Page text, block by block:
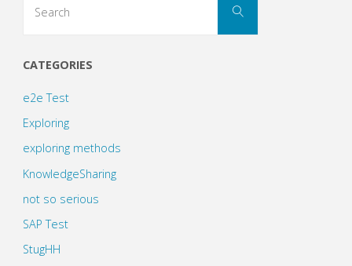
Search
CATEGORIES
e2e Test
Exploring
exploring methods
KnowledgeSharing
not so serious
SAP Test
StugHH